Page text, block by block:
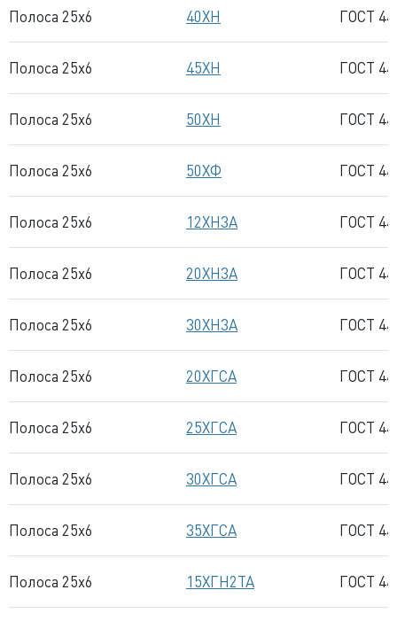
Полоса 25x6 40ХН ГОСТ
Полоса 25x6 45ХН ГОСТ
Полоса 25x6 50ХН ГОСТ
Полоса 25x6 50ХФ ГОСТ
Полоса 25x6 12ХН3А ГОСТ
Полоса 25x6 20ХН3А ГОСТ
Полоса 25x6 30ХН3А ГОСТ
Полоса 25x6 20ХГСА ГОСТ
Полоса 25x6 25ХГСА ГОСТ
Полоса 25x6 30ХГСА ГОСТ
Полоса 25x6 35ХГСА ГОСТ
Полоса 25x6 15ХГН2ТА ГОСТ